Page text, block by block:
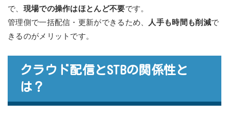
で、 現場での操作はほとんど不要です。
管理側で一括配信・更新ができるため、
人手も時間も削減で
きるのがメリットです。
クラウド配信とSTBの関係性と
は？